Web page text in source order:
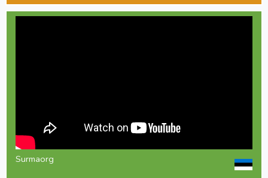
Surmaorg